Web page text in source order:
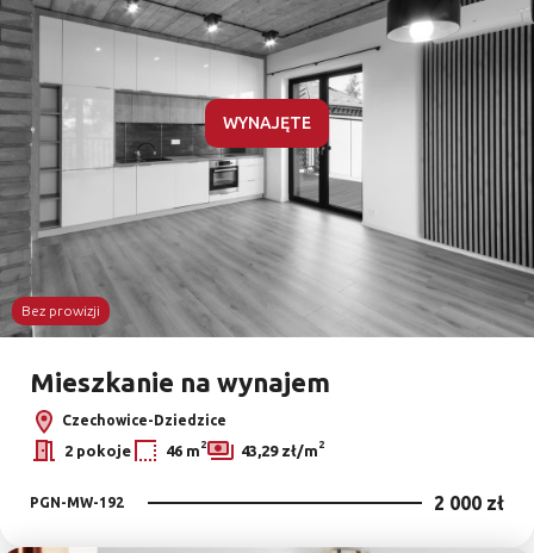
Bez prowizji
WYNAJĘTE
Mieszkanie na wynajem
Czechowice-Dziedzice
2 pokoje 46 m2 43,29 zł/m2
PGN-MW-192 2 000 zł